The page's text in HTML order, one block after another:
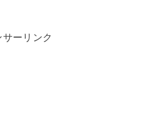
サーリンク